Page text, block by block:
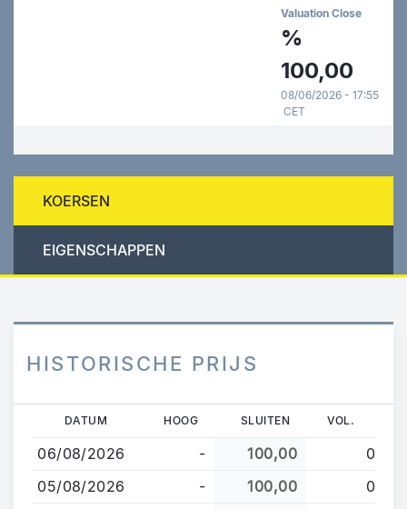
Valuation Close
%
100,00
08/06/2026 - 17:55
CET
KOERSEN
EIGENSCHAPPEN
HISTORISCHE PRIJS
Overslaan
naar
de
DATUM HOOG SLUITEN VOL.
06/08/2026 - 100,00
0
05/08/2026
- 100,00
0